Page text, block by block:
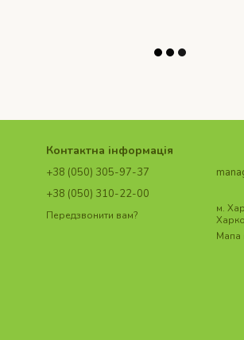
Контактна інформація
+38 (050) 305-97-37
+38 (050) 310-22-00
Передзвонити вам?
м.
Мапа